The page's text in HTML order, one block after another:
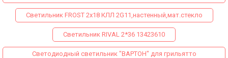
Светильник FROST 2x18 КЛЛ 2G11,настенный,мат.стекло
Светильник RIVAL 2*36 13423610
Светодиодный светильник "ВАРТОН" для грильятто